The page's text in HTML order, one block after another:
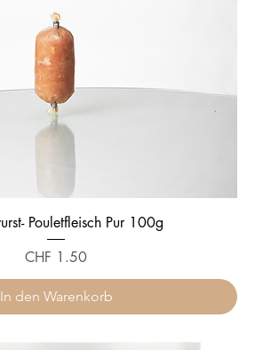
Pouletfleisch Pur 100g
Preis
CHF 1.50
In den Warenkorb